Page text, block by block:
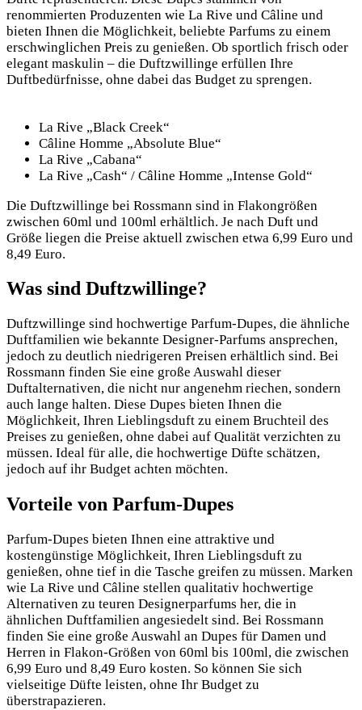
renommierten Produzenten wie La Rive und Câline und
bieten Ihnen die Möglichkeit, beliebte Parfums zu einem
erschwinglichen Preis zu genießen. Ob sportlich frisch oder
elegant maskulin – die Duftzwillinge erfüllen Ihre
Duftbedürfnisse, ohne dabei das Budget zu sprengen.
La Rive „Black Creek“
Câline Homme „Absolute Blue“
La Rive „Cabana“
La Rive „Cash“ / Câline Homme „Intense Gold“
Die Duftzwillinge bei Rossmann sind in Flakongrößen
zwischen 60ml und 100ml erhältlich. Je nach Duft und
Größe liegen die Preise aktuell zwischen etwa 6,99 Euro und
8,49 Euro.
Was sind Duftzwillinge?
Duftzwillinge sind hochwertige Parfum-Dupes, die ähnliche
Duftfamilien wie bekannte Designer-Parfums ansprechen,
jedoch zu deutlich niedrigeren Preisen erhältlich sind. Bei
Rossmann finden Sie eine große Auswahl dieser
Duftalternativen, die nicht nur angenehm riechen, sondern
auch lange halten. Diese Dupes bieten Ihnen die
Möglichkeit, Ihren Lieblingsduft zu einem Bruchteil des
Preises zu genießen, ohne dabei auf Qualität verzichten zu
müssen. Ideal für alle, die hochwertige Düfte schätzen,
jedoch auf ihr Budget achten möchten.
Vorteile von Parfum-Dupes
Parfum-Dupes bieten Ihnen eine attraktive und
kostengünstige Möglichkeit, Ihren Lieblingsduft zu
genießen, ohne tief in die Tasche greifen zu müssen. Marken
wie La Rive und Câline stellen qualitativ hochwertige
Alternativen zu teuren Designerparfums her, die in
ähnlichen Duftfamilien angesiedelt sind. Bei Rossmann
finden Sie eine große Auswahl an Dupes für Damen und
Herren in Flakon-Größen von 60ml bis 100ml, die zwischen
6,99 Euro und 8,49 Euro kosten. So können Sie sich
vielseitige Düfte leisten, ohne Ihr Budget zu
überstrapazieren.